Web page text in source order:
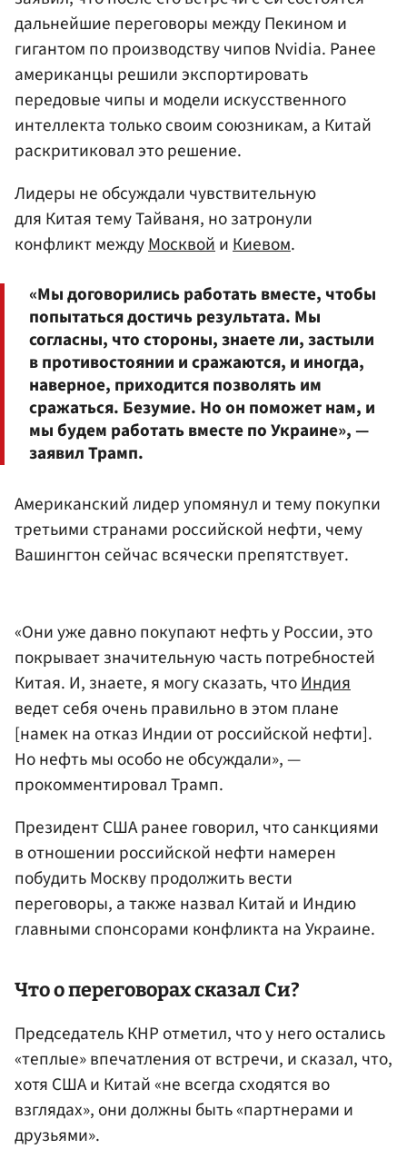
дальнейшие переговоры между Пекином и
гигантом по производству чипов Nvidia. Ранее
американцы решили экспортировать
передовые чипы и модели искусственного
интеллекта только своим союзникам, а Китай
раскритиковал это решение.
Лидеры не обсуждали чувствительную
для Китая тему Тайваня, но затронули
конфликт междуМосквойиКиевом.
«Мы договорились работать вместе, чтобы
попытаться достичь результата. Мы
согласны, что стороны, знаете ли, застыли
в противостоянии и сражаются, и иногда,
наверное, приходится позволять им
сражаться. Безумие. Но он поможет нам, и
мы будем работать вместе по Украине», —
заявил Трамп.
Американский лидер упомянул и тему покупки
третьими странами российской нефти, чему
Вашингтон сейчас всячески препятствует.
«Они уже давно покупают нефть у России, это
покрывает значительную часть потребностей
Китая. И, знаете, я могу сказать, чтоИндия
ведет себя очень правильно в этом плане
[намек на отказ Индии от российской нефти].
Но нефть мы особо не обсуждали», —
прокомментировал Трамп.
Президент США ранее говорил, что санкциями
в отношении российской нефти намерен
побудить Москву продолжить вести
переговоры, а также назвал Китай и Индию
главными спонсорами конфликта на Украине.
Что о переговорах сказал Си?
Председатель КНР отметил, что у него остались
«теплые» впечатления от встречи, и сказал, что,
хотя США и Китай «не всегда сходятся во
взглядах», они должны быть «партнерами и
друзьями».